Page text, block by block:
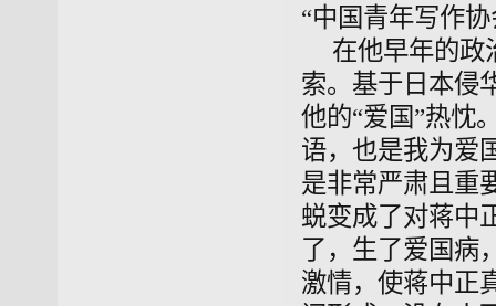
“中国青年写作
在他早年的政
索。基于日本侵
他的“爱国”热忱
语，也是我为爱
是非常严肃且重
蜕变成了对蒋中
了，生了爱国
激情，使蒋中正